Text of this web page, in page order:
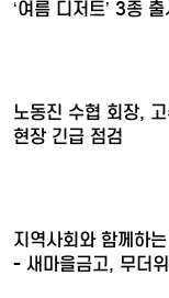
‘여름 디저트’ 3종 출
노동진 수협 회장,
현장 긴급 점검
지역사회와 함께하
- 새마을금고, 무더